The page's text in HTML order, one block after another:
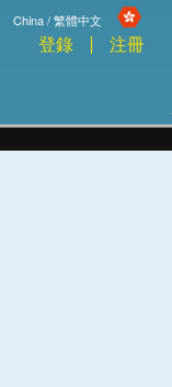
China / 繁體中文
登錄 注冊